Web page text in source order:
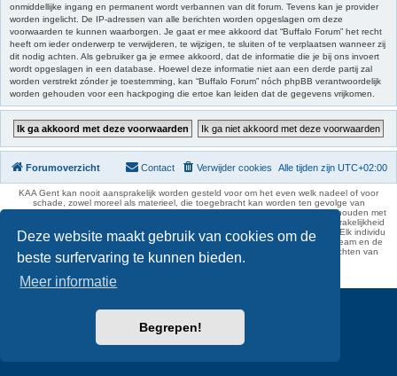
Deze website maakt gebruik van cookies om de
beste surfervaring te kunnen bieden.
Meer informatie
Begrepen!
onmiddellijke ingang en permanent wordt verbannen van dit forum. Tevens kan je provider
worden ingelicht. De IP-adressen van alle berichten worden opgeslagen om deze
voorwaarden te kunnen waarborgen. Je gaat er mee akkoord dat “Buffalo Forum” het recht
heeft om ieder onderwerp te verwijderen, te wijzigen, te sluiten of te verplaatsen wanneer zij
dit nodig achten. Als gebruiker ga je ermee akkoord, dat de informatie die je bij ons invoert
wordt opgeslagen in een database. Hoewel deze informatie niet aan een derde partij zal
worden verstrekt zónder je toestemming, kan “Buffalo Forum” nóch phpBB verantwoordelijk
worden gehouden voor een hackpoging die ertoe kan leiden dat de gegevens vrijkomen.
Forumoverzicht Alle tijden zijn UTC+02:00
Verwijder cookies
Contact
KAA Gent kan nooit aansprakelijk worden gesteld voor om het even welk nadeel of voor
schade, zowel moreel als materieel, die toegebracht kan worden ten gevolge van
feitelijkheden en daden van derden die rechtstreeks of onrechtstreeks verband houden met
de gegevens vermeld op de website van KAA Gent. Deze ontheffing van aansprakelijkheid
geldt inzonderheid voor het forum, waarvan KAA Gent zich volledig distantieert. Elk individu
is dus verantwoordelijk voor zijn uitlatingen op het Buffalo Forum. Ook het webteam en de
moderators kunnen niet aansprakelijk gesteld worden voor de inhoud van berichten van
gebruikers.